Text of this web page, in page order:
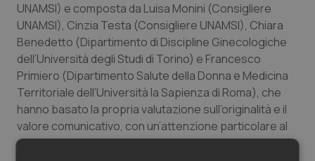
Tiroide
Tumore al seno
Tumore ovarico
Tumori del Polmone & Testa Collo
UNAMSI) e composta da Luisa Monini (Consigliere
UNAMSI), Cinzia Testa (Consigliere UNAMSI), Chiara
Benedetto (Dipartimento di Discipline Ginecologiche
dell’Università degli Studi di Torino) e Francesco
Primiero (Dipartimento Salute della Donna e Medicina
Territoriale dell’Università la Sapienza di Roma), che
hanno basato la propria valutazione sull’originalità e il
valore comunicativo, con un’attenzione particolare al
rigore scientifico dell’informazione e allo stile